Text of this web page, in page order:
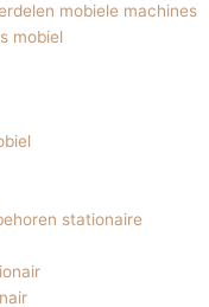
mobiele machines
mobiel
stationaire